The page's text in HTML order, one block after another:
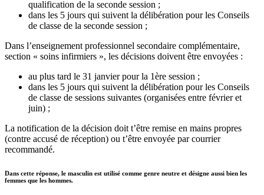
qualification de la seconde session ;
dans les 5 jours qui suivent la délibération pour les Conseils
de classe de la seconde session ;
Dans l’enseignement professionnel secondaire complémentaire,
section « soins infirmiers », les décisions doivent être envoyées :
au plus tard le 31 janvier pour la 1ère session ;
dans les 5 jours qui suivent la délibération pour les Conseils
de classe de sessions suivantes (organisées entre février et
juin) ;
La notification de la décision doit t’être remise en mains propres
(contre accusé de réception) ou t’être envoyée par courrier
recommandé.
Dans cette réponse, le masculin est utilisé comme genre neutre et désigne aussi bien les
femmes que les hommes.